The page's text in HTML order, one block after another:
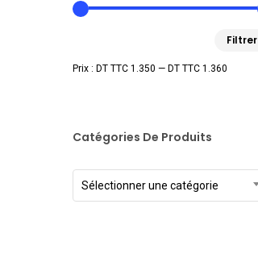
Filtrer
Prix : DT TTC 1.350 — DT TTC 1.360
Catégories De Produits
Sélectionner une catégorie